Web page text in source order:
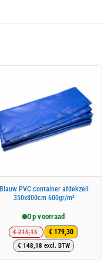
Blauw PVC container afdekzeil
350x800cm 600gr/m²
Op voorraad
€215,15
Oorspronkelijke
prijs
was:
€ 179,30
Huidige
prijs
is:
€ 148,18 excl. BTW